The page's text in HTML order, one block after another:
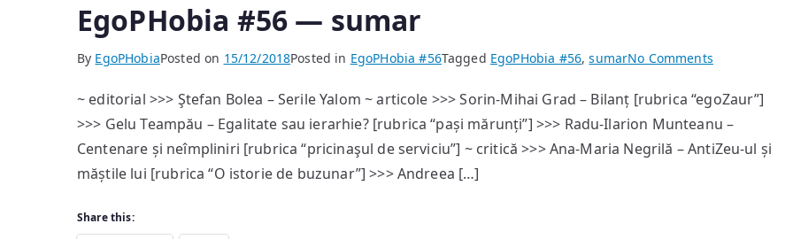
EgoPHobia #56 — sumar
By EgoPHobiaPosted on 15/12/2018Posted in EgoPHobia #56Tagged EgoPHobia #56,sumarNo Commentson
#56
—
sumar
~ editorial >>> Ştefan Bolea – Serile Yalom ~ articole >>> Sorin-Mihai Grad – Bilanț [rubrica “egoZaur”]
>>> Gelu Teampău – Egalitate sau ierarhie? [rubrica “pași mărunți”] >>> Radu-Ilarion Munteanu –
Centenare și neîmpliniri [rubrica “pricinaşul de serviciu”] ~ critică >>> Ana-Maria Negrilă – AntiZeu-ul și
măștile lui [rubrica “O istorie de buzunar”] >>> Andreea […]
Share this: